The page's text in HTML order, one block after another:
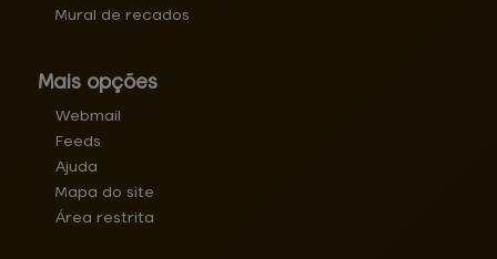
Mural de recados
Mais opções
Webmail
Feeds
Ajuda
Mapa do site
Área restrita